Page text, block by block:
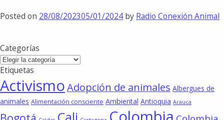
Posted on 28/08/202305/01/2024 by Radio Conexión Animal
Categorías
Categorías
Etiquetas
ActivismoAdopción de animales Albergues de
animales Alimentación consciente Ambiental Antioquia Arauca